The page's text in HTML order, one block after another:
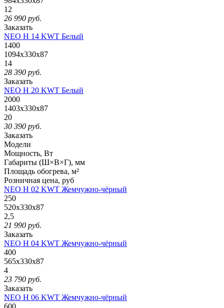
12
26 990 руб.
Заказать
NEO H 14 KWT Белый
1400
1094x330x87
14
28 390 руб.
Заказать
NEO H 20 KWT Белый
2000
1403x330x87
20
30 390 руб.
Заказать
Модели
Мощность, Вт
Габариты (Ш×В×Г), мм
Площадь обогрева, м²
Розничная цена, руб
NEO H 02 KWT Жемчужно-чёрный
250
520x330x87
2,5
21 990 руб.
Заказать
NEO H 04 KWT Жемчужно-чёрный
400
565x330x87
4
23 790 руб.
Заказать
NEO H 06 KWT Жемчужно-чёрный
600